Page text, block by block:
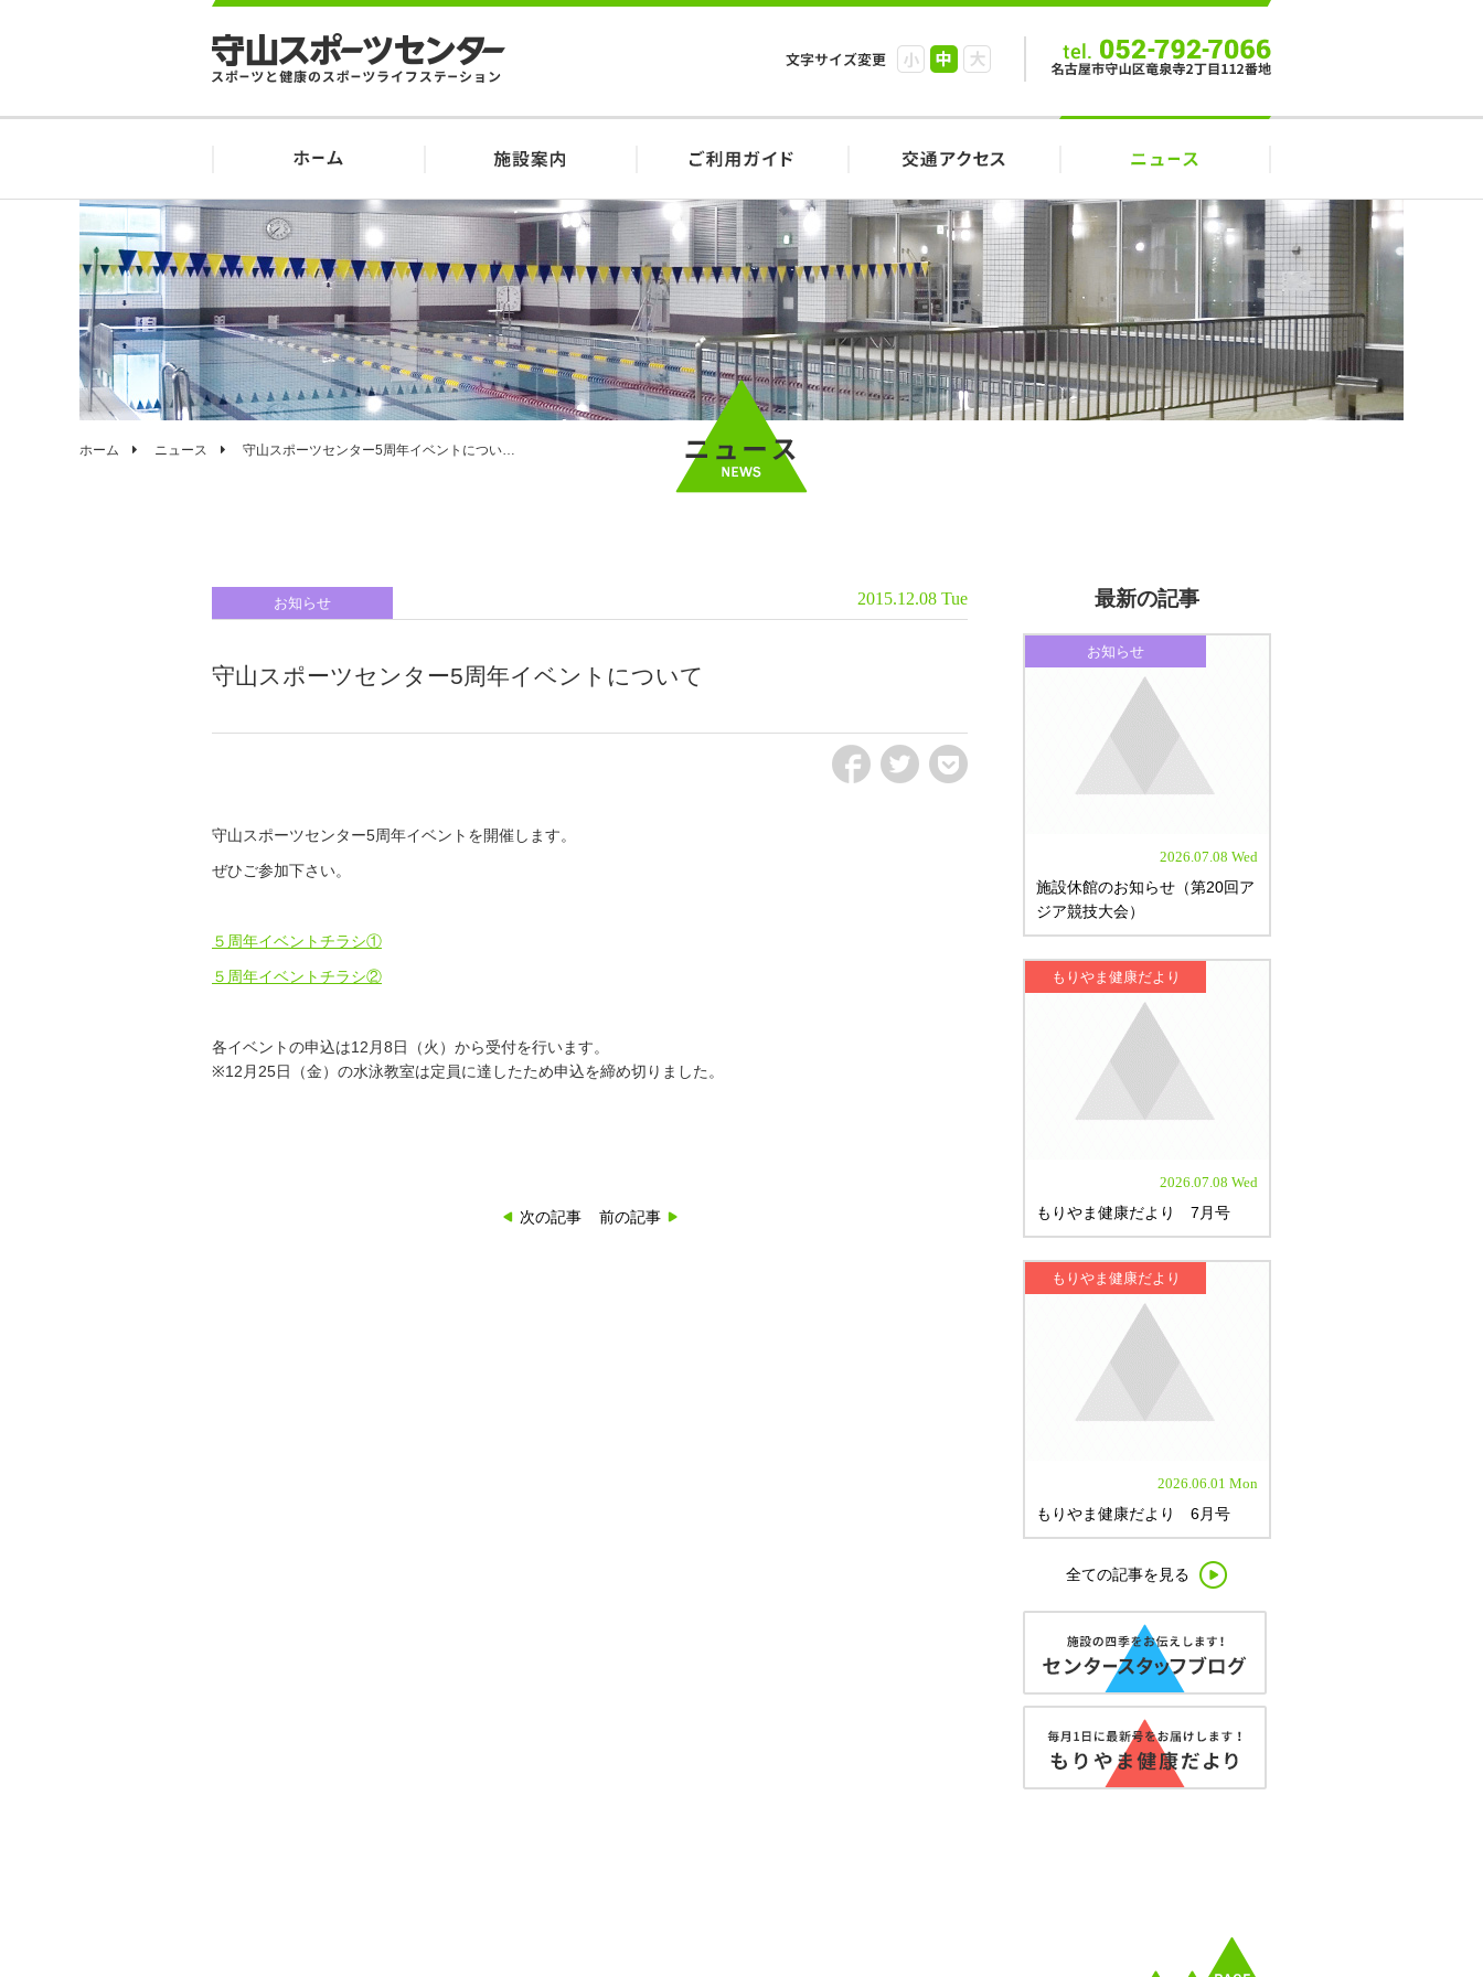
ホーム ニュース 守山スポーツセンター5周年イベントについ…
2015.12.08 Tue
お知らせ
守山スポーツセンター5周年イベントについて
守山スポーツセンター5周年イベントを開催します。
ぜひご参加下さい。
５周年イベントチラシ①
５周年イベントチラシ②
各イベントの申込は12月8日（火）から受付を行います。
※12月25日（金）の水泳教室は定員に達したため申込を締め切りました。
次の記事 前の記事
最新の記事
お知らせ
2026.07.08 Wed
施設休館のお知らせ（第20回ア
ジア競技大会）
もりやま健康だより
2026.07.08 Wed
もりやま健康だより 7月号
もりやま健康だより
2026.06.01 Mon
もりやま健康だより 6月号
全ての記事を見る